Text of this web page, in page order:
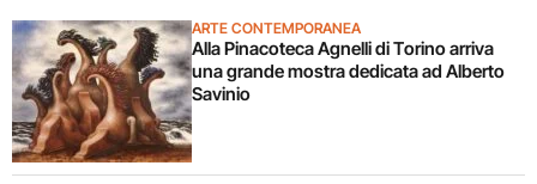
ARTE CONTEMPORANEA
Alla Pinacoteca Agnelli di Torino arriva
una grande mostra dedicata ad Alberto
Savinio